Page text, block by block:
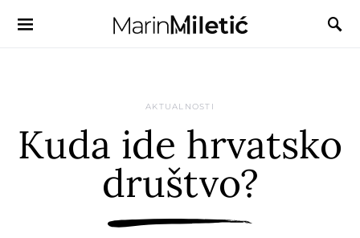
AKTUALNOSTI
Kuda ide hrvatsko
društvo?